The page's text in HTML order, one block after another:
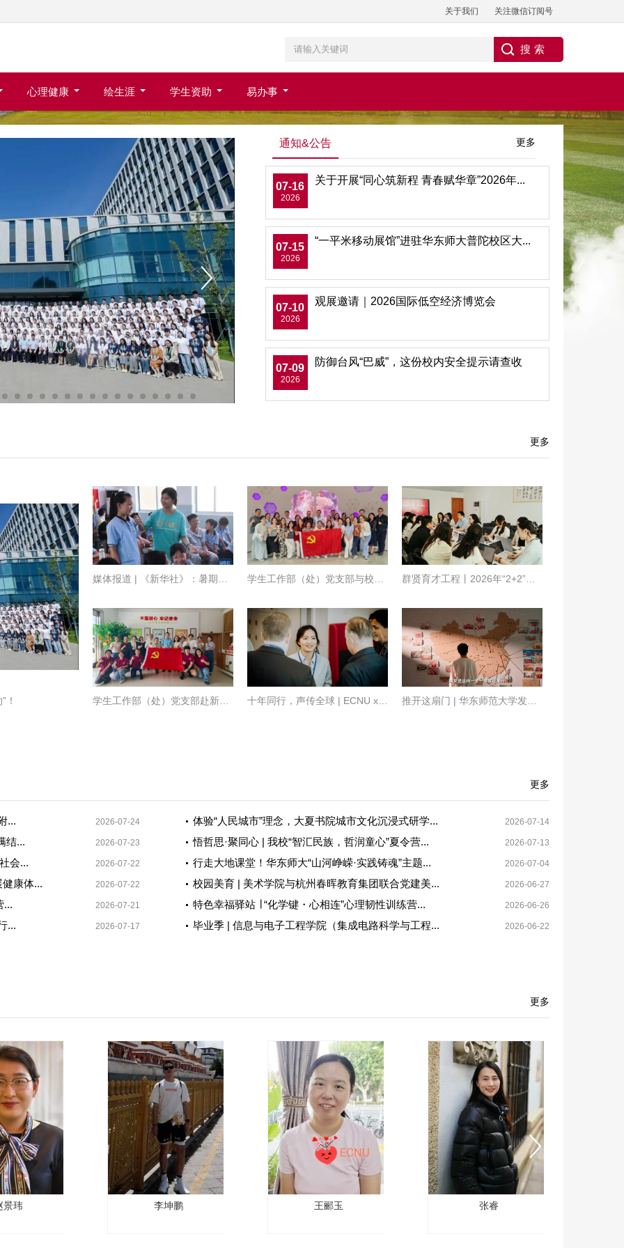
关于我们 关注微信订阅号
心理健康 绘生涯 学生资助 易办事
通知&公告
07-16
2026
关于开展“同心筑新程 青春赋华章”2026年...
07-15
2026
“一平米移动展馆”进驻华东师大普陀校区大...
07-10
2026
观展邀请｜2026国际低空经济博览会
07-09
2026
防御台风“巴威”，这份校内安全提示请查收
更多
！
媒体报道 | 《新华社》：暑期乡村夏令营开... 学生工作部（处）党支部与校友工作办公室、... 群贤育才工程丨2026年“2+2”辅导员新入职...
学生工作部（处）党支部赴新浜镇开展结对共... 十年同行，声传全球 | ECNU x UNDGC 合作十... 推开这扇门 | 华东师范大学发布选调生工作...
更多
2026-07-24
...
2026-07-23
结...
2026-07-22
会...
2026-07-22
康体...
2026-07-21
...
2026-07-17
...
2026-07-14
体验“人民城市”理念，大夏书院城市文化沉浸式研学...
2026-07-13
悟哲思·聚同心 | 我校“智汇民族，哲润童心”夏令营...
2026-07-04
行走大地课堂！华东师大“山河峥嵘·实践铸魂”主题...
2026-06-27
校园美育 | 美术学院与杭州春晖教育集团联合党建美...
2026-06-26
特色幸福驿站 ∣ “化学键・心相连”心理韧性训练营...
2026-06-22
毕业季 | 信息与电子工程学院（集成电路科学与工程...
更多
景玮 李坤鹏 王郦玉 张睿
更多